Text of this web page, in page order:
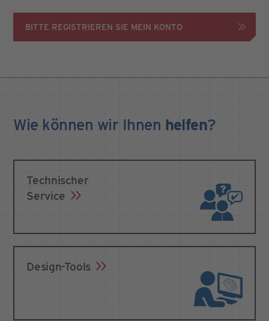
BITTE REGISTRIEREN SIE MEIN KONTO
Wie können wir Ihnen helfen?
Technischer
Service
Design-Tools